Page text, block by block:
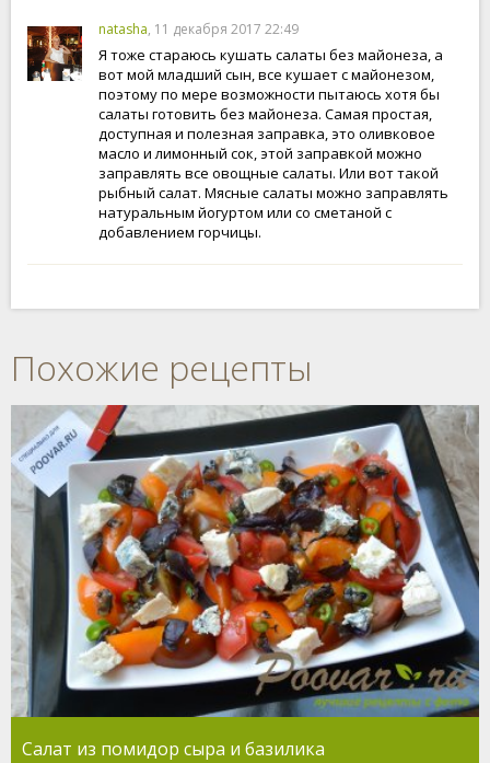
natasha, 11 декабря 2017 22:49
Я тоже стараюсь кушать салаты без майонеза, а
вот мой младший сын, все кушает с майонезом,
поэтому по мере возможности пытаюсь хотя бы
салаты готовить без майонеза. Самая простая,
доступная и полезная заправка, это оливковое
масло и лимонный сок, этой заправкой можно
заправлять все овощные салаты. Или вот такой
рыбный салат. Мясные салаты можно заправлять
натуральным йогуртом или со сметаной с
добавлением горчицы.
Похожие рецепты
Салат из помидор сыра и базилика